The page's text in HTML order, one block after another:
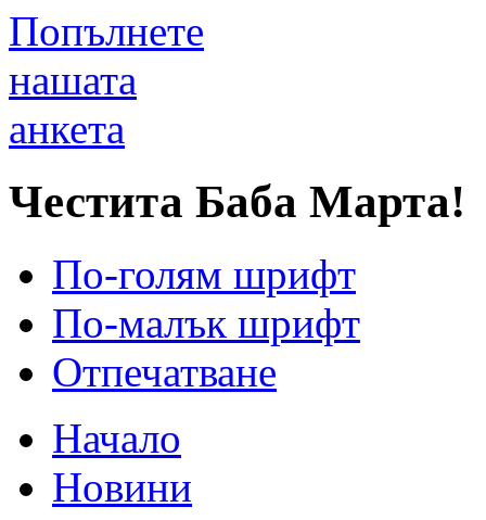
Попълнете
нашата
анкета
Честита Баба Марта!
По-голям шрифт
По-малък шрифт
Отпечатване
Начало
Новини